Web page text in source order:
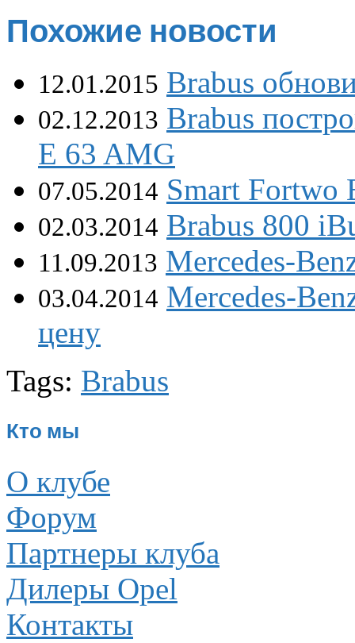
Похожие новости
12.01.2015 Brabus
02.12.2013 Brabus
E 63 AMG
07.05.2014 Smart Fortwo
02.03.2014 Brabus 800
11.09.2013 Mercedes-
03.04.2014 Mercedes-
цену
Tags: Brabus
Кто мы
О клубе
Форум
Партнеры клуба
Дилеры Opel
Контакты